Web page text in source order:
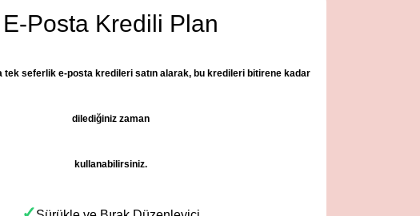
E-Posta Kredili Plan
tek seferlik e-posta kredileri satın alarak, bu kredileri bitirene kadar
dilediğiniz zaman
kullanabilirsiniz.